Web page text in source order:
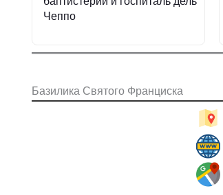
Чеппо
Базилика Святого Франциска